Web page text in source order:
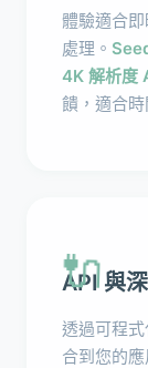
體驗適合
處理。
4K 解析度
饋，適合時
🔌
API 與
透過可程
合到您的